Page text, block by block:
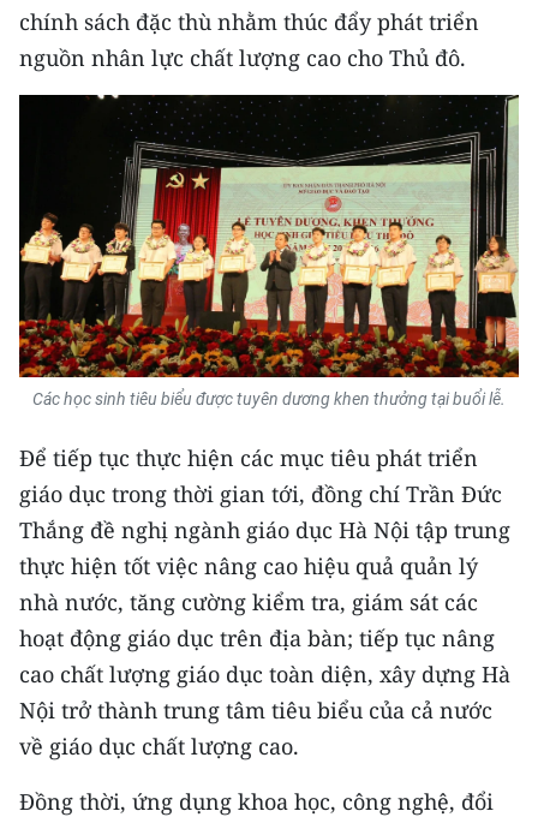
ENGLISH
中文
ESPAÑOL
한국어
chính sách đặc thù nhằm thúc đẩy phát triển
nguồn nhân lực chất lượng cao cho Thủ đô.
Các học sinh tiêu biểu được tuyên dương khen thưởng tại buổi lễ.
Để tiếp tục thực hiện các mục tiêu phát triển
giáo dục trong thời gian tới, đồng chí Trần Đức
Thắng đề nghị ngành giáo dục Hà Nội tập trung
thực hiện tốt việc nâng cao hiệu quả quản lý
nhà nước, tăng cường kiểm tra, giám sát các
hoạt động giáo dục trên địa bàn; tiếp tục nâng
cao chất lượng giáo dục toàn diện, xây dựng Hà
Nội trở thành trung tâm tiêu biểu của cả nước
về giáo dục chất lượng cao.
Đồng thời, ứng dụng khoa học, công nghệ, đổi